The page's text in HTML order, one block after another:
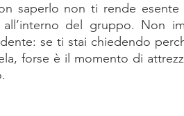
saperlo non ti rende
del gruppo. Non
se ti stai chiedendo
forse è il momento di